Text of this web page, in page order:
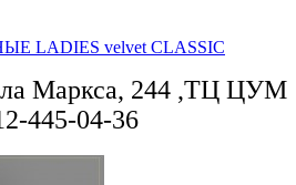
LADIES velvet CLASSIC
Маркса, 244 ,ТЦ ЦУМ
445-04-36